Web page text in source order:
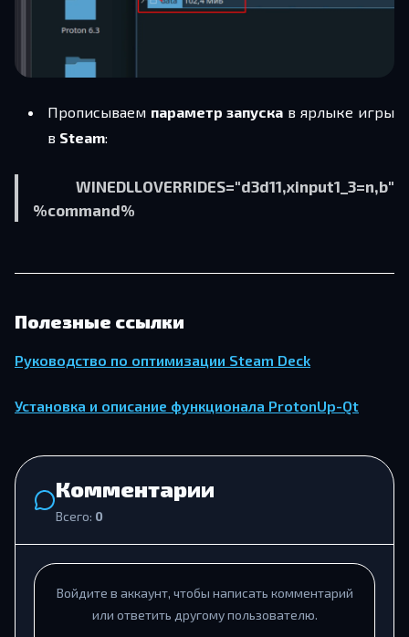
Прописываем параметр запуска в ярлыке игры
в Steam:
WINEDLLOVERRIDES="d3d11,xinput1_3=n,b"
%command%
Полезные ссылки
Руководство по оптимизации Steam Deck
Установка и описание функционала ProtonUp-Qt
Комментарии
Всего: 0
Войдите в аккаунт, чтобы написать комментарий
или ответить другому пользователю.